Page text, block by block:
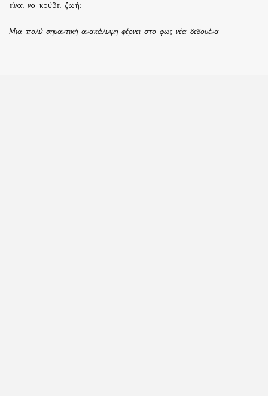
είναι να κρύβει ζωή;
Μια πολύ σημαντική ανακάλυψη φέρνει στο φως νέα δεδομένα